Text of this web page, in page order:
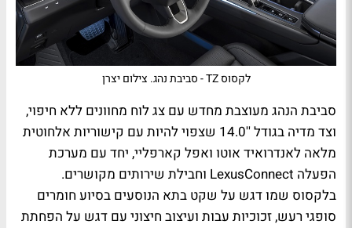
לקסוס TZ - סביבת נהג. צילום יצרן
סביבת הנהג מעוצבת מחדש עם צג לוח מחוונים ללא חיפוי,
וצד מדיה בגודל ''14.0 שצפוי להיות עם קישוריות אלחוטית
מלאה לאנדרואיד אוטו ואפל קארפליי, יחד עם מערכת
הפעלה LexusConnect וחבילת שירותים מקושרים.
בלקסוס שמו דגש על שקט בתא הנוסעים בסיוע חומרים
סופגי רעש, זכוכיות עבות ועיצוב חיצוני עם דגש על הפחתת